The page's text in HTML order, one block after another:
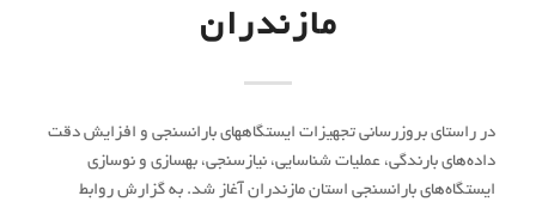
مازندران
در راستای بروزرسانی تجهیزات ایستگاههای بارانسنجی و افزایش دقت
داده‌های بارندگی، عملیات شناسایی، نیازسنجی، بهسازی و نوسازی
ایستگاه‌های بارانسنجی استان مازندران آغاز شد. به گزارش روابط